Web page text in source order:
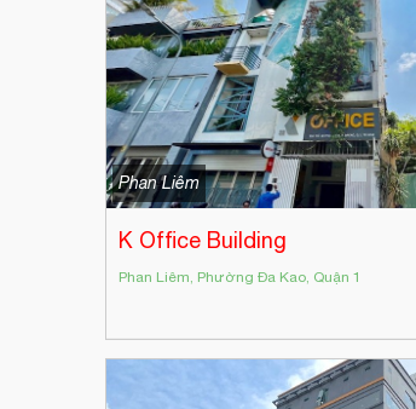
Phan Liêm
K Office Building
Phan Liêm, Phường Đa Kao, Quận 1